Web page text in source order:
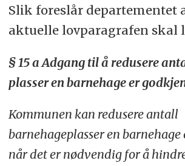
Slik foreslår departementet
aktuelle lovparagrafen skal
§ 15 a Adgang til å redusere
plasser en barnehage er
Kommunen kan redusere antall
barnehageplasser en
når det er nødvendig for å